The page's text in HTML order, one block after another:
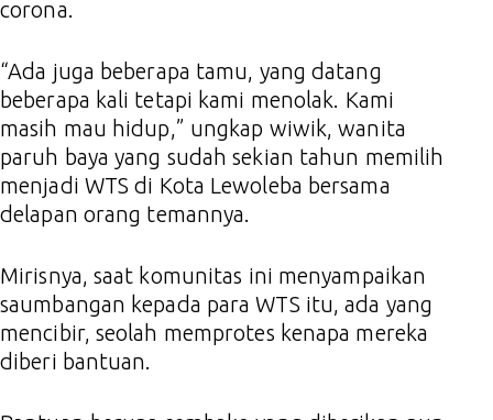
corona.
“Ada juga beberapa tamu, yang datang
beberapa kali tetapi kami menolak. Kami
masih mau hidup,” ungkap wiwik, wanita
paruh baya yang sudah sekian tahun memilih
menjadi WTS di Kota Lewoleba bersama
delapan orang temannya.
Mirisnya, saat komunitas ini menyampaikan
saumbangan kepada para WTS itu, ada yang
mencibir, seolah memprotes kenapa mereka
diberi bantuan.